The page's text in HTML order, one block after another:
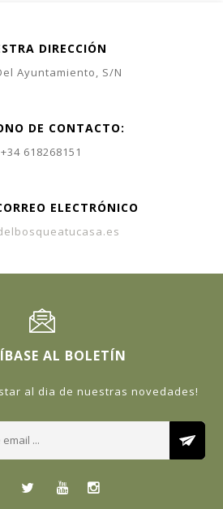
DIRECCIÓN
Ayuntamiento, S/N
DE CONTACTO:
+34 618268151
ELECTRÓNICO
AL BOLETÍN
al dia de nuestras novedades!